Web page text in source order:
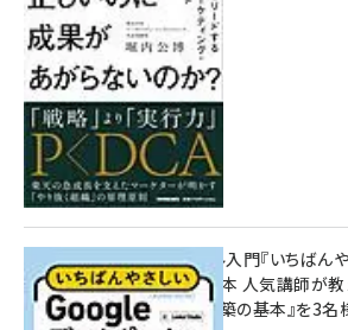
8月7日 10:00
無料BIツール入門『いちばん
ポータルの教本 人気講師が教
シュボード構築の基本』を3名